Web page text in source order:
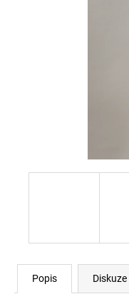
Popis Diskuze